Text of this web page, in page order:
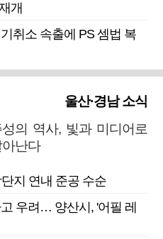
개
취소 속출에 PS 셈법 복
울산·경남 소식
성의 역사, 빛과 미디어로
난다
지 연내 준공 수순
우려… 양산시, '어필 레